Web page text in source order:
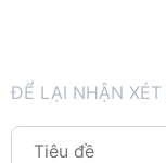
ĐỂ LẠI NHẬN XÉT